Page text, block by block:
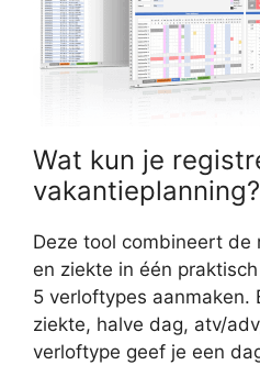
Wat kun je
vakantieplanning?
Deze tool combineert de
en ziekte in één
5 verloftypes aanmaken.
ziekte, halve dag, atv/
verloftype geef je een